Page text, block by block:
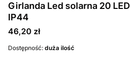
Girlanda Led solarna 20 LED Pszczoły 380 cm
IP44
Cena
46,20 zł
Dostępność: duża ilość